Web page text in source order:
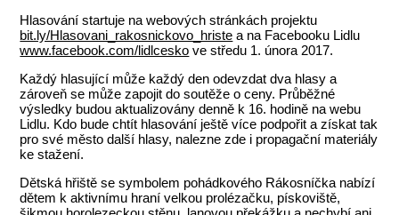
Hlasování startuje na webových stránkách projektu
bit.ly/Hlasovani_rakosnickovo_hriste a na Facebooku Lidlu
www.facebook.com/lidlcesko ve středu 1. února 2017.
Každý hlasující může každý den odevzdat dva hlasy a
zároveň se může zapojit do soutěže o ceny. Průběžné
výsledky budou aktualizovány denně k 16. hodině na webu
Lidlu. Kdo bude chtít hlasování ještě více podpořit a získat tak
pro své město další hlasy, nalezne zde i propagační materiály
ke stažení.
Dětská hřiště se symbolem pohádkového Rákosníčka nabízí
dětem k aktivnímu hraní velkou prolézačku, pískoviště,